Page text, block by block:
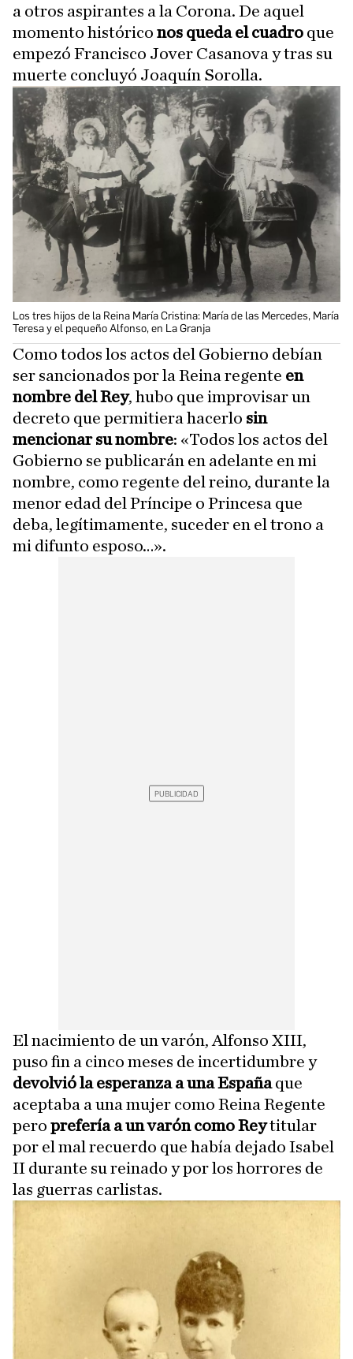
a otros aspirantes a la Corona. De aquel
momento histórico nos queda el cuadro que
empezó Francisco Jover Casanova y tras su
muerte concluyó Joaquín Sorolla.
Los tres hijos de la Reina María Cristina: María de las Mercedes, María
Teresa y el pequeño Alfonso, en La Granja
Como todos los actos del Gobierno debían
ser sancionados por la Reina regente en
nombre del Rey, hubo que improvisar un
decreto que permitiera hacerlo sin
mencionar su nombre: «Todos los actos del
Gobierno se publicarán en adelante en mi
nombre, como regente del reino, durante la
menor edad del Príncipe o Princesa que
deba, legítimamente, suceder en el trono a
mi difunto esposo…».
El nacimiento de un varón, Alfonso XIII,
puso fin a cinco meses de incertidumbre y
devolvió la esperanza a una Españaque
aceptaba a una mujer como Reina Regente
pero prefería a un varón como Reytitular
por el mal recuerdo que había dejado Isabel
II durante su reinado y por los horrores de
las guerras carlistas.